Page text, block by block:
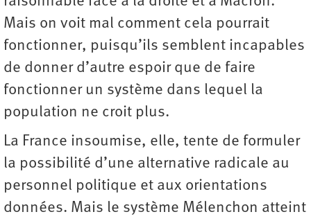
Mais on voit mal comment cela pourrait
fonctionner, puisqu’ils semblent incapables
de donner d’autre espoir que de faire
fonctionner un système dans lequel la
population ne croit plus.
La France insoumise, elle, tente de formuler
la possibilité d’une alternative radicale au
personnel politique et aux orientations
données. Mais le système Mélenchon atteint